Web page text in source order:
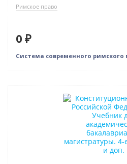
Римское право
0 ₽
Система современного римского